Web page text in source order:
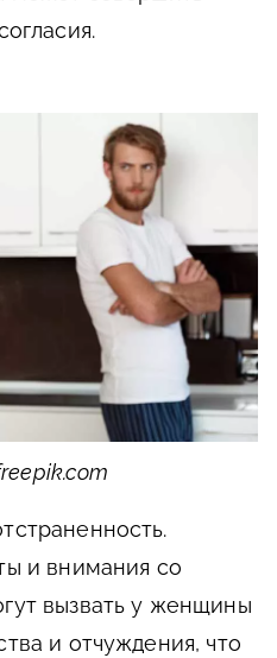
и внимания со
вызвать у женщины
и отчуждения, что